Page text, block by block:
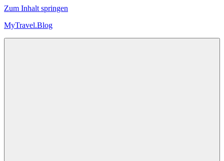
Zum Inhalt springen
MyTravel.Blog